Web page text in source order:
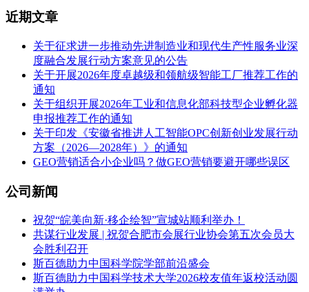
近期文章
关于征求进一步推动先进制造业和现代生产性服务业深
度融合发展行动方案意见的公告
关于开展2026年度卓越级和领航级智能工厂推荐工作的
通知
关于组织开展2026年工业和信息化部科技型企业孵化器
申报推荐工作的通知
关于印发《安徽省推进人工智能OPC创新创业发展行动
方案（2026—2028年）》的通知
GEO营销适合小企业吗？做GEO营销要避开哪些误区
公司新闻
祝贺“皖美向新·移企绘智”宣城站顺利举办！
共谋行业发展 | 祝贺合肥市会展行业协会第五次会员大
会胜利召开
斯百德助力中国科学院学部前沿盛会
斯百德助力中国科学技术大学2026校友值年返校活动圆